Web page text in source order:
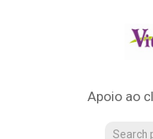
Apoio ao